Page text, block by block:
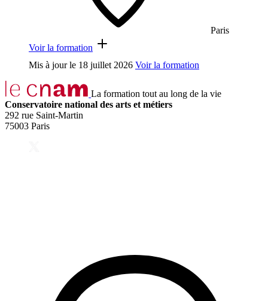
Paris
Voir la formation
Mis à jour le 18 juillet 2026 Voir la formation
La formation tout au long de la vie
Conservatoire national des arts et métiers
292 rue Saint-Martin
75003 Paris